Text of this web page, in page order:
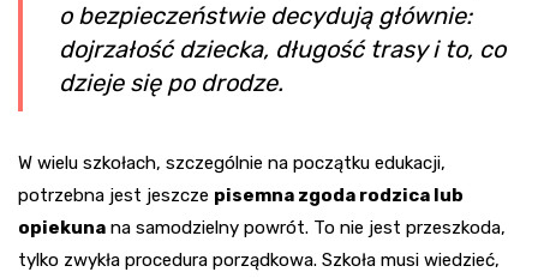
o bezpieczeństwie decydują głównie:
dojrzałość dziecka, długość trasy i to, co
dzieje się po drodze.
W wielu szkołach, szczególnie na początku edukacji,
potrzebna jest jeszcze pisemna zgoda rodzica lub
opiekuna na samodzielny powrót. To nie jest przeszkoda,
tylko zwykła procedura porządkowa. Szkoła musi wiedzieć,